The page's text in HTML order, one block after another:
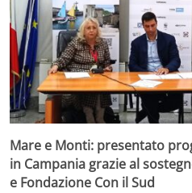
Mare e Monti: presentato
in Campania grazie al
e Fondazione Con il Sud